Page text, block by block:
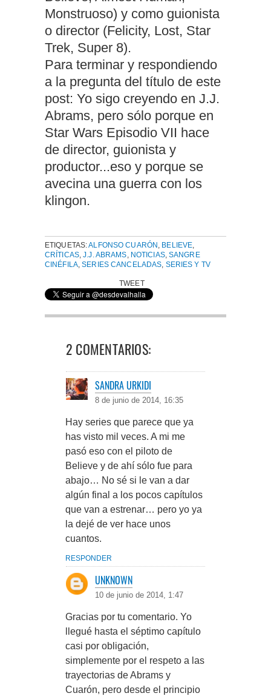
Monstruoso) y como guionista
o director (Felicity, Lost, Star
Trek, Super 8).
Para terminar y respondiendo
a la pregunta del título de este
post: Yo sigo creyendo en J.J.
Abrams, pero sólo porque en
Star Wars Episodio VII hace
de director, guionista y
productor...eso y porque se
avecina una guerra con los
klingon.
ETIQUETAS:ALFONSO CUARÓN , BELIEVE,
CRÍTICAS,J.J. ABRAMS, NOTICIAS,SANGRE
CINÉFILA,SERIES CANCELADAS, SERIES Y TV
TWEET
2 COMENTARIOS:
SANDRA URKIDI
8 de junio de 2014, 16:35
Hay series que parece que ya
has visto mil veces. A mi me
pasó eso con el piloto de
Believe y de ahí sólo fue para
abajo… No sé si le van a dar
algún final a los pocos capítulos
que van a estrenar… pero yo ya
la dejé de ver hace unos
cuantos.
RESPONDER
UNKNOWN
10 de junio de 2014, 1:47
Gracias por tu comentario. Yo
llegué hasta el séptimo capítulo
casi por obligación,
simplemente por el respeto a las
trayectorias de Abrams y
Cuarón, pero desde el principio